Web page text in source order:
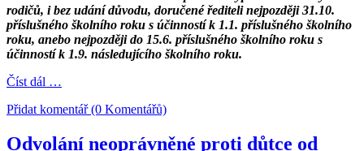
rodičů, i bez udání důvodu, doručené řediteli nejpozději 31.10.
příslušného školního roku s účinností k 1.1. příslušného školního
roku, anebo nejpozději do 15.6. příslušného školního roku s
účinností k 1.9. následujícího školního roku.
Číst dál …
Přidat komentář (0 Komentářů)
Odvolání neoprávněné proti důtce od